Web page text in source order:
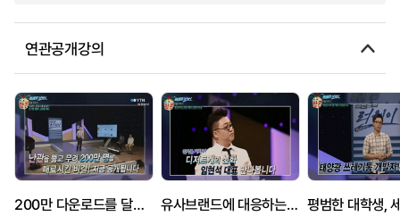
연관공개강의
200만 다운로드를 달성한 인기앱 개발자, 남상협 대표 유사브랜드에 대응하는 방법 - 벌집 아이스크림 개발자, 임현석 대표